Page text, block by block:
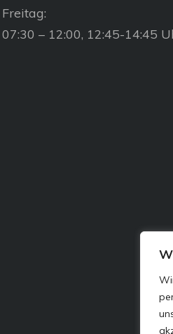
Freitag:
07:30 – 12:00, 12:45-14:45